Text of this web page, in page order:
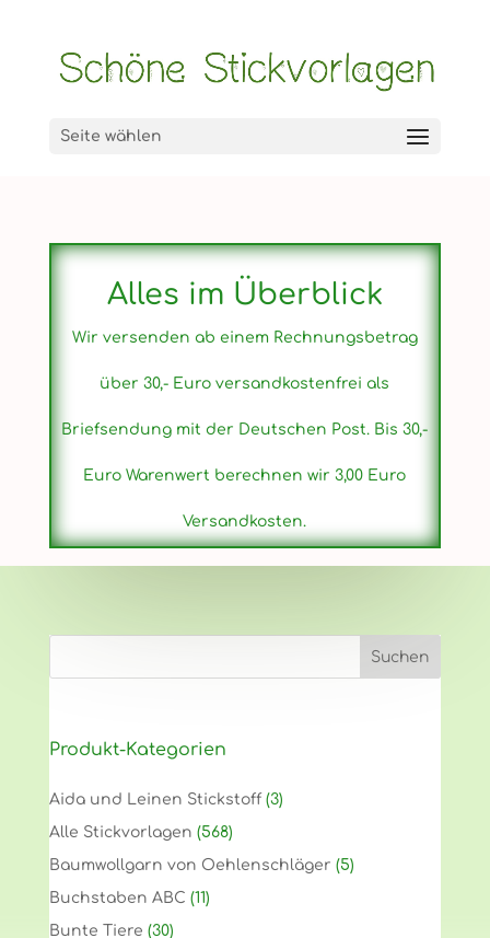
Seite wählen
Alles im Überblick
Wir versenden ab einem Rechnungsbetrag
über 30,- Euro versandkostenfrei als
Briefsendung mit der Deutschen Post. Bis 30,-
Euro Warenwert berechnen wir 3,00 Euro
Versandkosten.
Produkt-Kategorien
Aida und Leinen Stickstoff (3)
Alle Stickvorlagen (568)
Baumwollgarn von Oehlenschläger (5)
Buchstaben ABC (11)
Bunte Tiere (30)